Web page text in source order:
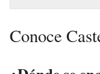
Conoce